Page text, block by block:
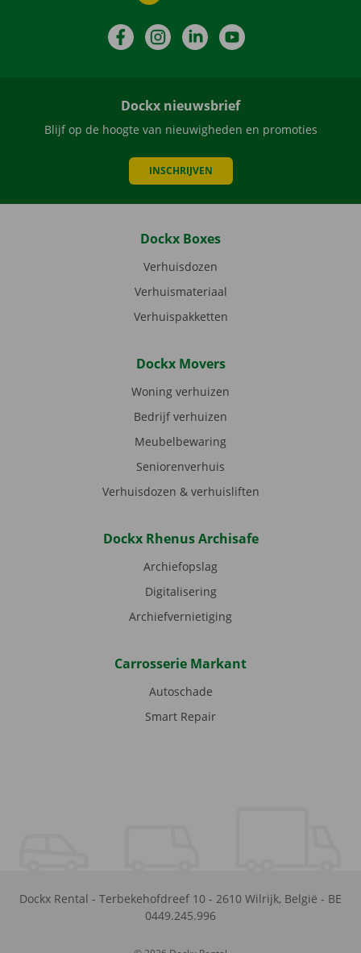
FacebookInstagramLinkedIn
Dockx nieuwsbrief
Blijf op de hoogte van nieuwigheden en promoties
INSCHRIJVEN
Dockx Boxes
Verhuisdozen
Verhuismateriaal
Verhuispakketten
Dockx Movers
Woning verhuizen
Bedrijf verhuizen
Meubelbewaring
Seniorenverhuis
Verhuisdozen & verhuisliften
Dockx Rhenus Archisafe
Archiefopslag
Digitalisering
Archiefvernietiging
Carrosserie Markant
Autoschade
Smart Repair
Dockx Rental - Terbekehofdreef 10 - 2610 Wilrijk, België - BE
0449.245.996